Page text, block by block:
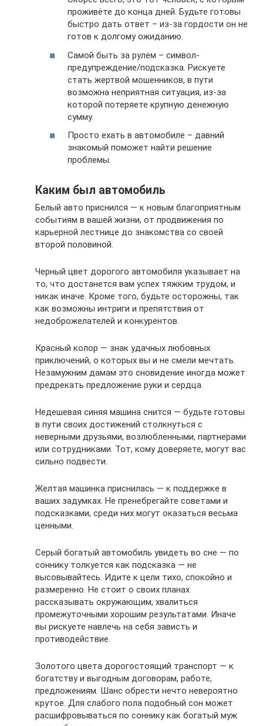
проживёте до конца дней. Будьте готовы
быстро дать ответ – из-за гордости он не
готов к долгому ожиданию.
Самой быть за рулём – символ-
предупреждение/подсказка. Рискуете
стать жертвой мошенников, в пути
возможна неприятная ситуация, из-за
которой потеряете крупную денежную
сумму.
Просто ехать в автомобиле – давний
знакомый поможет найти решение
проблемы.
Каким был автомобиль
Белый авто приснился — к новым благоприятным
событиям в вашей жизни, от продвижения по
карьерной лестнице до знакомства со своей
второй половиной.
Черный цвет дорогого автомобиля указывает на
то, что достанется вам успех тяжким трудом, и
никак иначе. Кроме того, будьте осторожны, так
как возможны интриги и препятствия от
недоброжелателей и конкурентов.
Красный колор — знак удачных любовных
приключений, о которых вы и не смели мечтать.
Незамужним дамам это сновидение иногда может
предрекать предложение руки и сердца.
Недешевая синяя машина снится — будьте готовы
в пути своих достижений столкнуться с
неверными друзьями, возлюбленными, партнерами
или сотрудниками. Тот, кому доверяете, могут вас
сильно подвести.
Желтая машинка приснилась — к поддержке в
ваших задумках. Не пренебрегайте советами и
подсказками, среди них могут оказаться весьма
ценными.
Серый богатый автомобиль увидеть во сне — по
соннику толкуется как подсказка — не
высовывайтесь. Идите к цели тихо, спокойно и
размеренно. Не стоит о своих планах
рассказывать окружающим, хвалиться
промежуточными хорошим результатами. Иначе
вы рискуете навлечь на себя зависть и
противодействие.
Золотого цвета дорогостоящий транспорт — к
богатству и выгодным договорам, работе,
предложениям. Шанс обрести нечто невероятно
крутое. Для слабого пола подобный сон может
расшифровываться по соннику как богатый муж